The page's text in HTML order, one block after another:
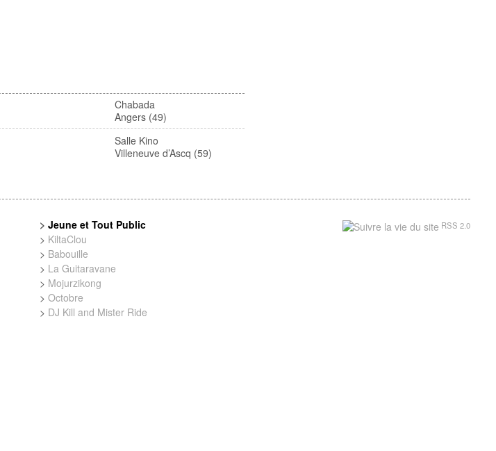
Chabada
Angers (49)
Salle Kino
Villeneuve d’Ascq (59)
> Jeune et Tout Public
> KiltaClou
> Babouille
> La Guitaravane
> Mojurzikong
> Octobre
> DJ Kill and Mister Ride
RSS 2.0